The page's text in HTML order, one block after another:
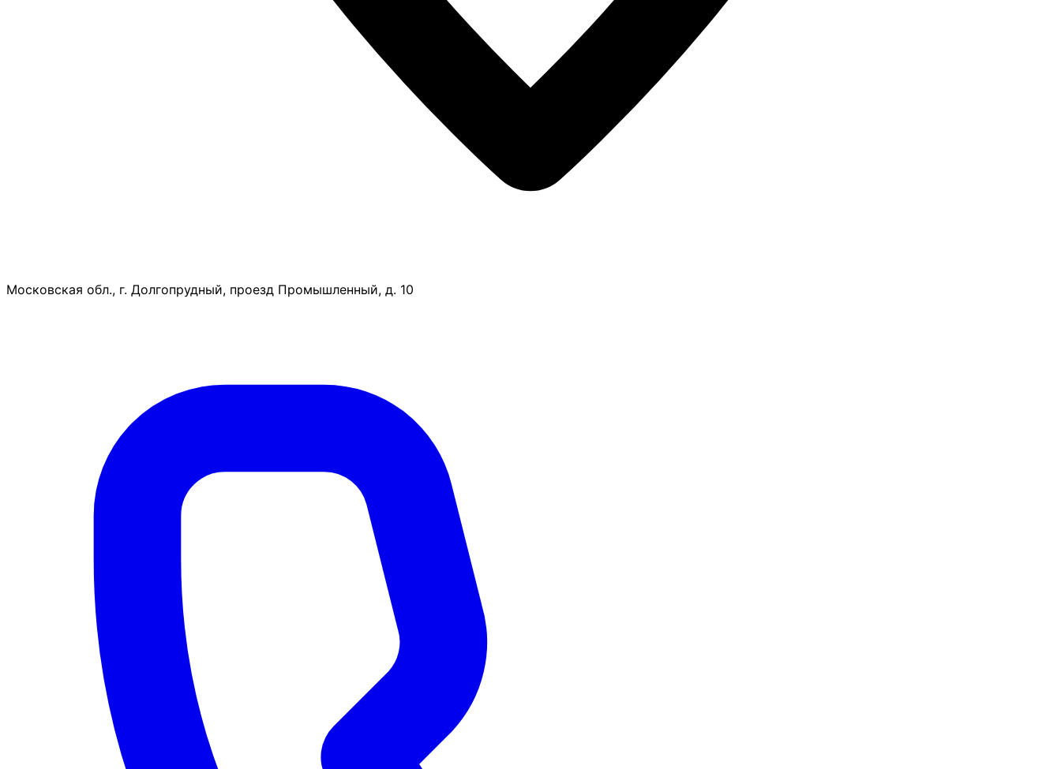
Московская обл., г. Долгопрудный, проезд Промышленный, д. 10